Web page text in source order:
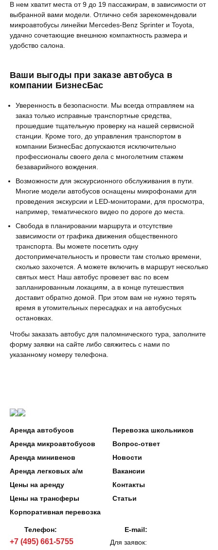
В нем хватит места от 9 до 19 пассажирам, в зависимости от
выбранной вами модели. Отлично себя зарекомендовали
микроавтобусы линейки Mercedes-Benz Sprinter и Toyota,
удачно сочетающие внешнюю компактность размера и
удобство салона.
Ваши выгоды при заказе автобуса в
компании БизнесБас
Уверенность в безопасности. Мы всегда отправляем на
заказ только исправные транспортные средства,
прошедшие тщательную проверку на нашей сервисной
станции. Кроме того, до управления транспортом в
компании БизнесБас допускаются исключительно
профессионалы своего дела с многолетним стажем
безаварийного вождения.
Возможности для экскурсионного обслуживания в пути.
Многие модели автобусов оснащены микрофонами для
проведения экскурсии и LED-мониторами, для просмотра,
например, тематического видео по дороге до места.
Свобода в планировании маршрута и отсутствие
зависимости от графика движения общественного
транспорта. Вы можете посетить одну
достопримечательность и провести там столько времени,
сколько захочется. А можете включить в маршрут несколько
святых мест. Наш автобус провезет вас по всем
запланированным локациям, а в конце путешествия
доставит обратно домой. При этом вам не нужно терять
время в утомительных пересадках и на автобусных
остановках.
Чтобы заказать автобус для паломнического тура, заполните
форму заявки на сайте либо свяжитесь с нами по
указанному номеру телефона.
Аренда автобусов
Аренда микроавтобусов
Аренда минивенов
Аренда легковых а/м
Цены на аренду
Цены на трансферы
Корпоративная перевозка
Перевозка школьников
Вопрос-ответ
Новости
Вакансии
Контакты
Статьи
Телефон:
+7 (495) 661-5755
E-mail:
Для заявок: